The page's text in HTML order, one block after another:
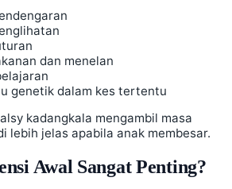
dan menelan
genetik dalam kes tertentu
kadangkala mengambil masa
lebih jelas apabila anak membesar.
Awal Sangat Penting?